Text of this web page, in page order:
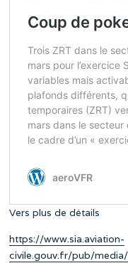
Vers plus de détails
https://www.sia.aviation-
civile.gouv.fr/pub/